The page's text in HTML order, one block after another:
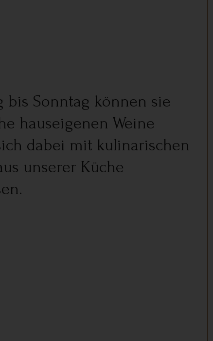
bis Sonntag können sie
hauseigenen Weine
dabei mit kulinarischen
unserer Küche